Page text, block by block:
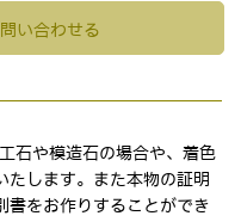
い合わせる
石や模造石の場合や、着色
たします。また本物の証明
書をお作りすることができ